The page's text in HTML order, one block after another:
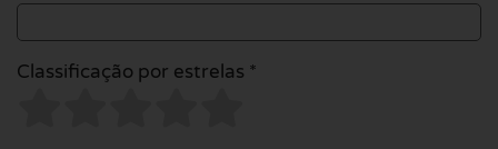
Classificação por estrelas *